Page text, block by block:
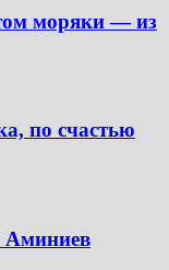
моряки — из
по счастью
Аминиев